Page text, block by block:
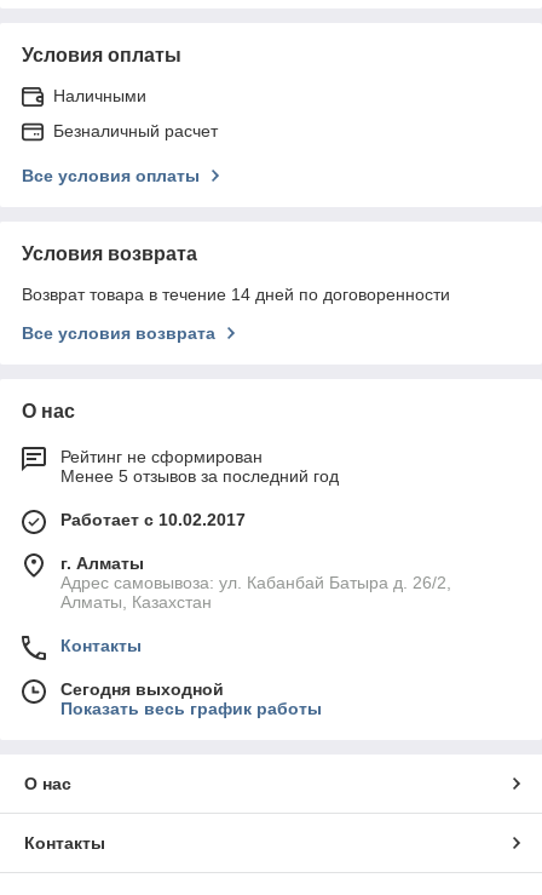
Условия оплаты
Наличными
Безналичный расчет
Все условия оплаты
Условия возврата
Возврат товара в течение 14 дней по договоренности
Все условия возврата
О нас
Рейтинг не сформирован
Менее 5 отзывов за последний год
Работает с 10.02.2017
г. Алматы
Адрес самовывоза: ул. Кабанбай Батыра д. 26/2,
Алматы, Казахстан
Контакты
Сегодня выходной
Показать весь график работы
О нас
Контакты